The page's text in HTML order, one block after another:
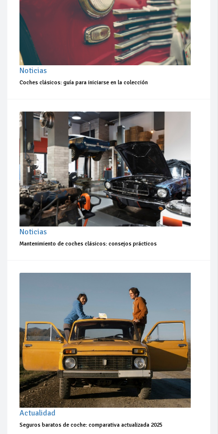
Noticias
Coches clásicos: guía para iniciarse en la colección
Noticias
Mantenimiento de coches clásicos: consejos prácticos
Actualidad
Seguros baratos de coche: comparativa actualizada 2025